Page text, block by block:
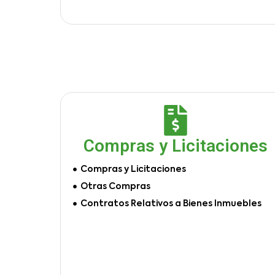
Compras y Licitaciones
Compras y Licitaciones
Otras Compras
Contratos Relativos a Bienes Inmuebles